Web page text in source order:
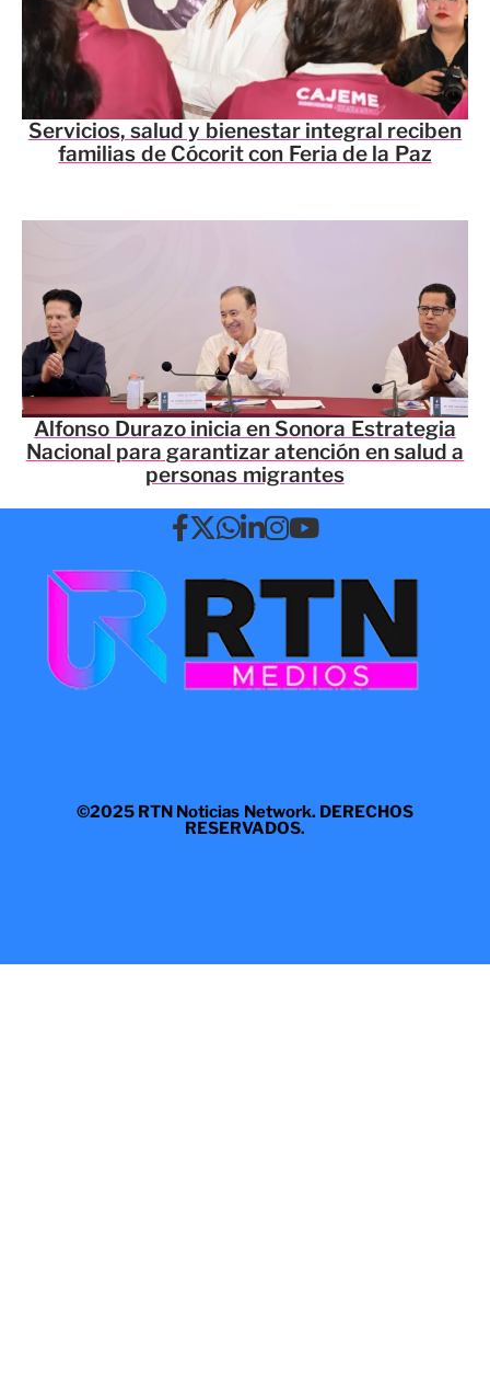
Servicios, salud y bienestar integral reciben
familias de Cócorit con Feria de la Paz
Alfonso Durazo inicia en Sonora Estrategia
Nacional para garantizar atención en salud a
personas migrantes
©2025 RTN Noticias Network. DERECHOS
RESERVADOS.